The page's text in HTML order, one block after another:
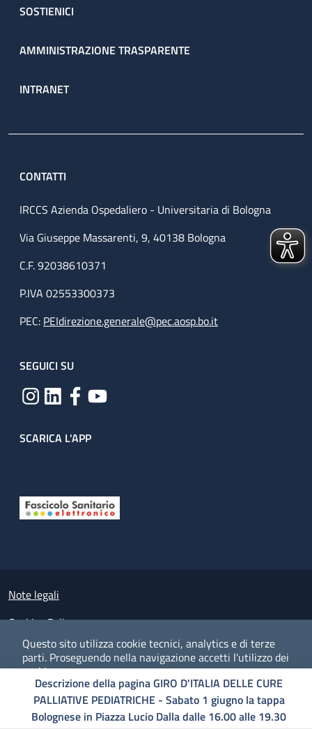
Questo sito utilizza cookie tecnici, analytics e di terze
parti. Proseguendo nella navigazione accetti l'utilizzo dei
cookie.
PREFERENZECOOKIESACCETTO
Descrizione della pagina GIRO D'ITALIA DELLE CURE
PALLIATIVE PEDIATRICHE - Sabato 1 giugno la tappa
Bolognese in Piazza Lucio Dalla dalle 16.00 alle 19.30
SOSTIENICI
AMMINISTRAZIONE TRASPARENTE
INTRANET
CONTATTI
IRCCS Azienda Ospedaliero - Universitaria di Bologna
Via Giuseppe Massarenti, 9, 40138 Bologna
C.F. 92038610371
P.IVA 02553300373
PEC: PEIdirezione.generale@pec.aosp.bo.it
SEGUICI SU
SCARICA L'APP
Small prints
Note legali
Cookies Policy
Policy privacy e protezione del dato personale
Albo pretorio on-line
Dichiarazione di accessibilità